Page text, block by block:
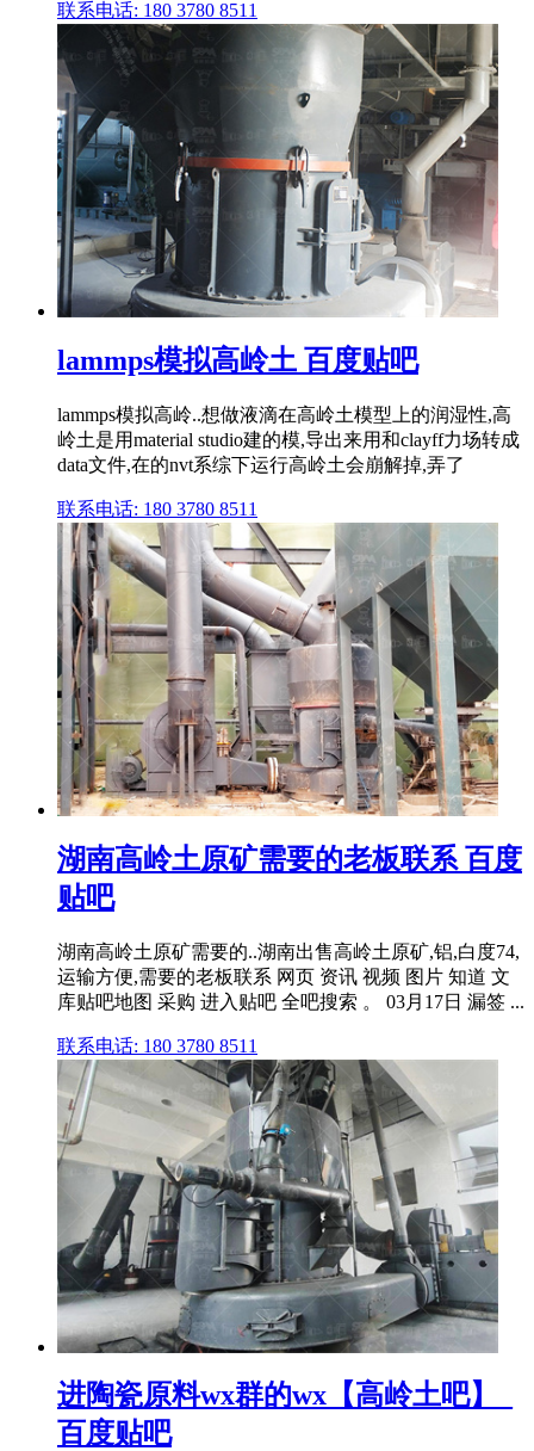
联系电话: 180 3780 8511
lammps模拟高岭土 百度贴吧
lammps模拟高岭..想做液滴在高岭土模型上的润湿性,高
岭土是用material studio建的模,导出来用和clayff力场转成
data文件,在的nvt系综下运行高岭土会崩解掉,弄了
联系电话: 180 3780 8511
湖南高岭土原矿需要的老板联系 百度
贴吧
湖南高岭土原矿需要的..湖南出售高岭土原矿,铝,白度74,
运输方便,需要的老板联系 网页 资讯 视频 图片 知道 文
库贴吧地图 采购 进入贴吧 全吧搜索 。 03月17日 漏签 ...
联系电话: 180 3780 8511
进陶瓷原料wx群的wx【高岭土吧】_
百度贴吧